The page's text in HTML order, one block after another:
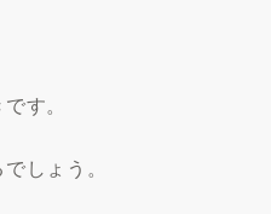
す。
しょう。